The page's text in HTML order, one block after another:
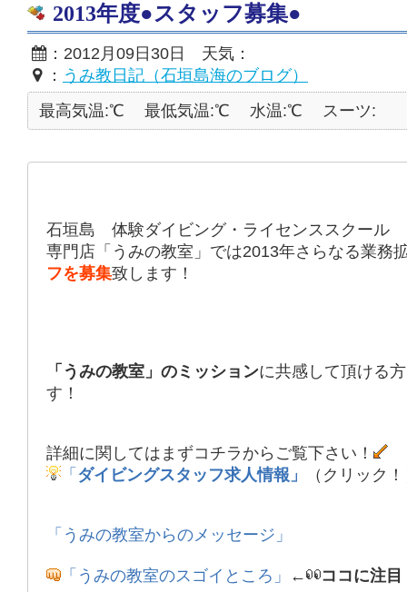
2013年度●スタッフ募集●
：2012月09日30日 天気：
： うみ教日記（石垣島海のブログ）
最高気温:℃
最低気温:℃ 水温:℃ スーツ:
石垣島 体験ダイビング・ライセンススクール
専門店「うみの教室」では2013年さらなる業務
フを募集致します！
「うみの教室」のミッションに共感して頂ける
す！
詳細に関してはまずコチラからご覧下さい！
「 ダイビングスタッフ求人情報」 （クリック
「うみの教室からのメッセージ」
「うみの教室のスゴイところ」 ← ココに注目